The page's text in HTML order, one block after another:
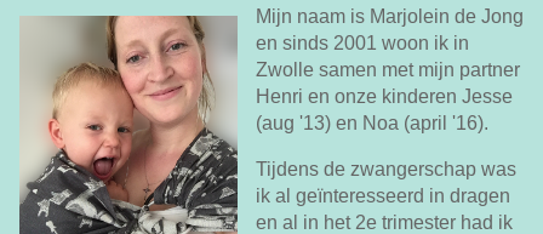
Mijn naam is Marjolein de Jong
en sinds 2001 woon ik in
Zwolle samen met mijn partner
Henri en onze kinderen Jesse
(aug '13) en Noa (april '16).
Tijdens de zwangerschap was
ik al geïnteresseerd in dragen
en al in het 2e trimester had ik